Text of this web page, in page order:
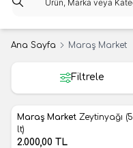
Ana Sayfa Maraş Market
Filtrele
Yeni
Favorilere Ekle
Maraş Market Zeytinyağı (5
lt)
2.000,00 TL